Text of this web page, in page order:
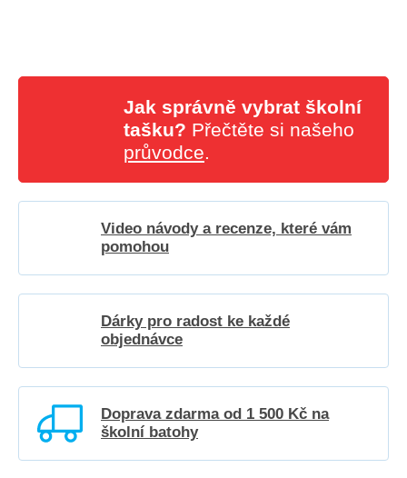
Jak správně vybrat školní
tašku? Přečtěte si našeho
průvodce.
Video návody a recenze, které vám
pomohou
Dárky pro radost ke každé
objednávce
Doprava zdarma od 1 500 Kč na
školní batohy